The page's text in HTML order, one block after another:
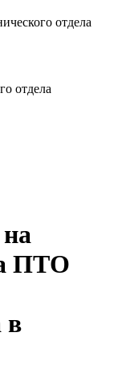
отдела
отдела
ПТО
в